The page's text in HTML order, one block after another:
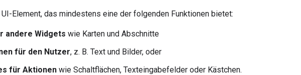
UI-Element, das mindestens eine der folgenden Funktionen bietet:
andere Widgets wie Karten und Abschnitte
für den Nutzer, z. B. Text und Bilder, oder
für Aktionen wie Schaltflächen, Texteingabefelder oder Kästchen.